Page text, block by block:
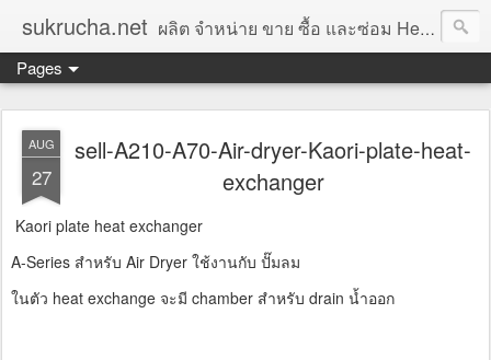
sukrucha.net ผลิต จำหน่าย ขาย ซื้อ และซ่อม Heat exchanger, chiller, absorption chiller, Heat pump, Lithium bromide, Evaporator, Condenser, Oil cooler, Heating coil, cooler, finned coil,Gas dryer, Dehumidifier for Bio gas plant,พัดลม Weiguang fan,ผู้รับเหมา ติดตั้งท่อ PPR,ท่อเหล็ก,สแตนเลส,HDPE,ตัวแทนจำหน่าย,ราคา
Pages
AUG
27
sell-A210-A70-Air-dryer-Kaori-plate-heat-
exchanger
Kaori plate heat exchanger
A-Series สำหรับ Air Dryer ใช้งานกับ ปั๊มลม
ในตัว heat exchange จะมี chamber สำหรับ drain น้ำออก